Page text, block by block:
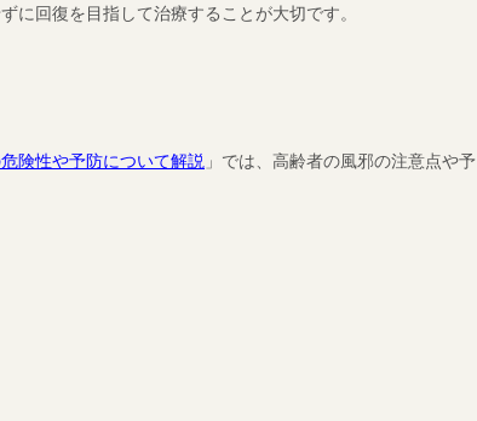
に回復を目指して治療することが大切です。
険性や予防について解説 」では、高齢者の風邪の注意点や予